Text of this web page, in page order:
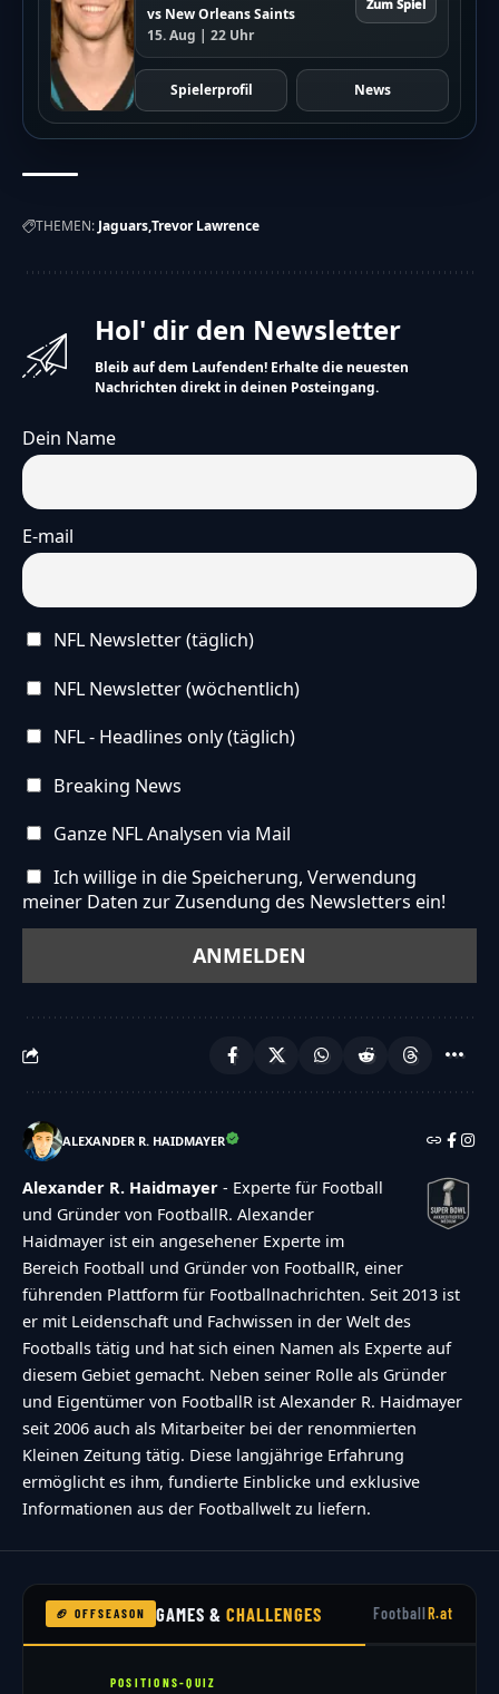
vs New Orleans Saints
15. Aug | 22 Uhr
Zum Spiel
Spielerprofil News
THEMEN: JaguarsTrevor Lawrence
Hol' dir den Newsletter
Bleib auf dem Laufenden! Erhalte die neuesten
Nachrichten direkt in deinen Posteingang.
Dein Name
E-mail
NFL Newsletter (täglich)
NFL Newsletter (wöchentlich)
NFL - Headlines only (täglich)
Breaking News
Ganze NFL Analysen via Mail
Ich willige in die Speicherung, Verwendung
meiner Daten zur Zusendung des Newsletters ein!
ALEXANDER R. HAIDMAYER
Alexander R. Haidmayer - Experte für Football
und Gründer von FootballR. Alexander
Haidmayer ist ein angesehener Experte im
Bereich Football und Gründer von FootballR, einer
führenden Plattform für Footballnachrichten. Seit 2013 ist
er mit Leidenschaft und Fachwissen in der Welt des
Footballs tätig und hat sich einen Namen als Experte auf
diesem Gebiet gemacht. Neben seiner Rolle als Gründer
und Eigentümer von FootballR ist Alexander R. Haidmayer
seit 2006 auch als Mitarbeiter bei der renommierten
Kleinen Zeitung tätig. Diese langjährige Erfahrung
ermöglicht es ihm, fundierte Einblicke und exklusive
Informationen aus der Footballwelt zu liefern.
🏈 OFFSEASON GAMES &CHALLENGES FootballR.at
POSITIONS-QUIZ